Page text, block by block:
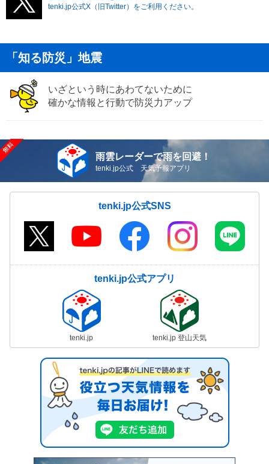
tenki.jp公式X（旧Twitter）をご利用ください。
「知る防災」地震
いざという時にあわてないために
確かな情報と行動で防災力アップ
雨雲レーダーで雨を回避！
tenki.jp公式 天気予報アプリ
tenki.jp公式SNS
tenki.jp公式アプリ
tenki.jp tenki.jp 登山天気